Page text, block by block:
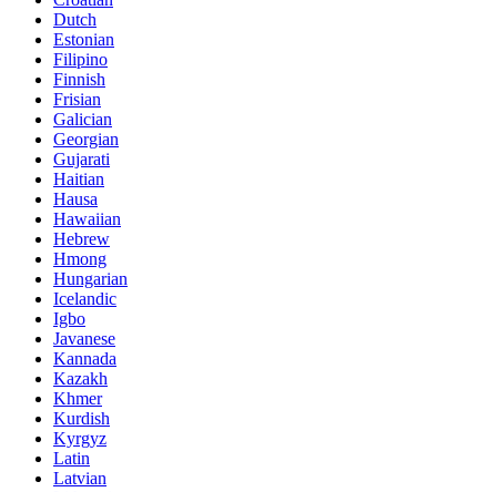
Dutch
Estonian
Filipino
Finnish
Frisian
Galician
Georgian
Gujarati
Haitian
Hausa
Hawaiian
Hebrew
Hmong
Hungarian
Icelandic
Igbo
Javanese
Kannada
Kazakh
Khmer
Kurdish
Kyrgyz
Latin
Latvian